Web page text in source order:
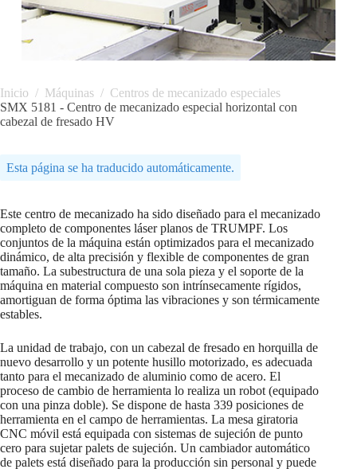
Inicio / Máquinas / Centros de mecanizado especiales
SMX 5181 - Centro de mecanizado especial horizontal con
cabezal de fresado HV
Esta página se ha traducido automáticamente.
Este centro de mecanizado ha sido diseñado para el mecanizado
completo de componentes láser planos de TRUMPF. Los
conjuntos de la máquina están optimizados para el mecanizado
dinámico, de alta precisión y flexible de componentes de gran
tamaño. La subestructura de una sola pieza y el soporte de la
máquina en material compuesto son intrínsecamente rígidos,
amortiguan de forma óptima las vibraciones y son térmicamente
estables.
La unidad de trabajo, con un cabezal de fresado en horquilla de
nuevo desarrollo y un potente husillo motorizado, es adecuada
tanto para el mecanizado de aluminio como de acero. El
proceso de cambio de herramienta lo realiza un robot (equipado
con una pinza doble). Se dispone de hasta 339 posiciones de
herramienta en el campo de herramientas. La mesa giratoria
CNC móvil está equipada con sistemas de sujeción de punto
cero para sujetar palets de sujeción. Un cambiador automático
de palets está diseñado para la producción sin personal y puede